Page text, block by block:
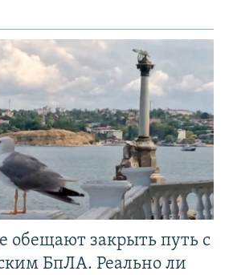
обещают закрыть путь с
БпЛА. Реально ли